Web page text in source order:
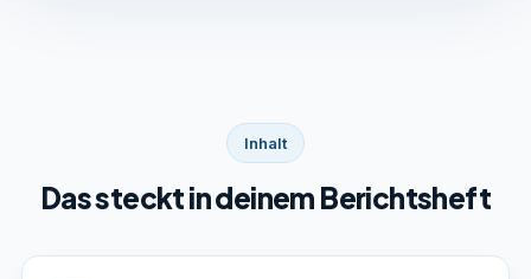
Inhalt
Das steckt in deinem Berichtsheft